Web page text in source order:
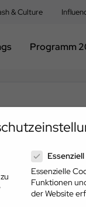
& Culture
Programm
Essenziell
Essenzielle
Funktionen
der Website